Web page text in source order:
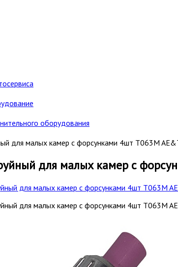
оборудования
для малых камер с форсунками 4шт T063M
для малых камер с